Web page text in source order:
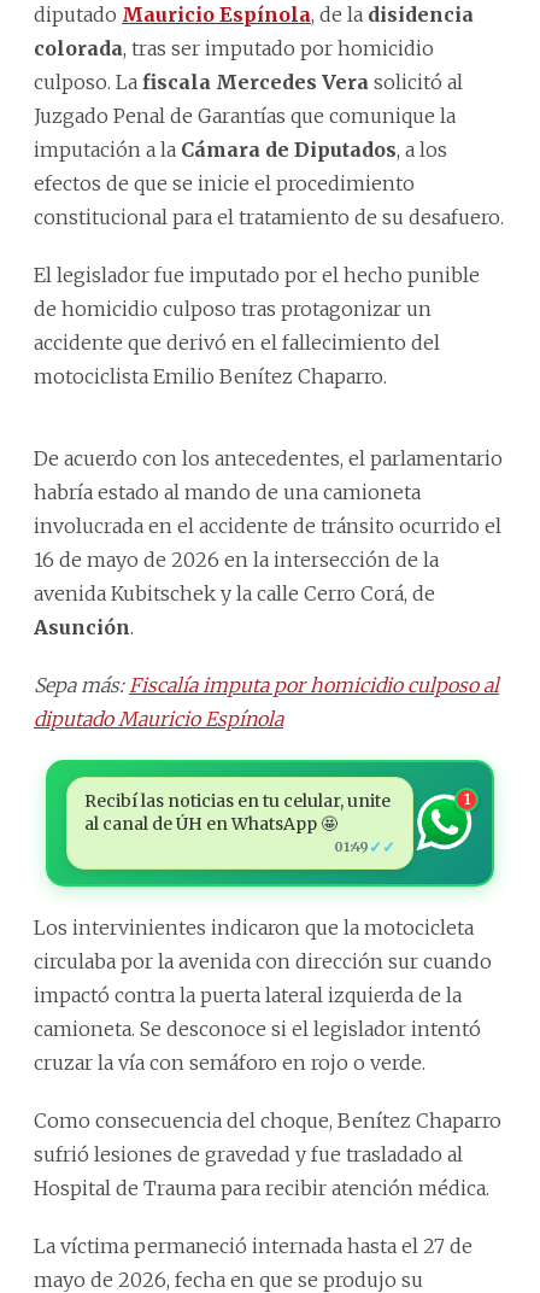
diputado Mauricio Espínola, de la disidencia
colorada, tras ser imputado por homicidio
culposo. La fiscala Mercedes Vera solicitó al
Juzgado Penal de Garantías que comunique la
imputación a la Cámara de Diputados, a los
efectos de que se inicie el procedimiento
constitucional para el tratamiento de su desafuero.
El legislador fue imputado por el hecho punible
de homicidio culposo tras protagonizar un
accidente que derivó en el fallecimiento del
motociclista Emilio Benítez Chaparro.
De acuerdo con los antecedentes, el parlamentario
habría estado al mando de una camioneta
involucrada en el accidente de tránsito ocurrido el
16 de mayo de 2026 en la intersección de la
avenida Kubitschek y la calle Cerro Corá, de
Asunción.
Sepa más: Fiscalía imputa por homicidio culposo al
diputado Mauricio Espínola
Recibí las noticias en tu celular, unite
al canal de ÚH en WhatsApp 🤩
01:49 ✓✓
1
Los intervinientes indicaron que la motocicleta
circulaba por la avenida con dirección sur cuando
impactó contra la puerta lateral izquierda de la
camioneta. Se desconoce si el legislador intentó
cruzar la vía con semáforo en rojo o verde.
Como consecuencia del choque, Benítez Chaparro
sufrió lesiones de gravedad y fue trasladado al
Hospital de Trauma para recibir atención médica.
La víctima permaneció internada hasta el 27 de
mayo de 2026, fecha en que se produjo su